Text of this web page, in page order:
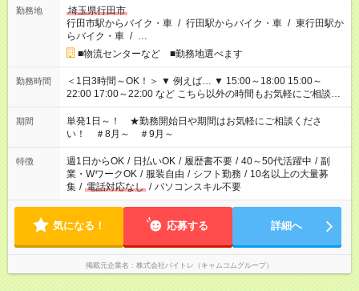
勤務地
埼玉県行田市
行田市駅からバイク・車 / 行田駅からバイク・車 / 東行田駅か
らバイク・車 / …
■物流センターなど ■勤務地選べます
勤務時間
＜1日3時間～OK！＞ ▼ 例えば… ▼ 15:00～18:00 15:00～
22:00 17:00～22:00 など こちら以外の時間もお気軽にご相談く
ださい！
期間
単発1日～！ ★勤務開始日や期間はお気軽にご相談くださ
い！ ＃8月～ ＃9月～
特徴 週1日からOK / 日払いOK / 履歴書不要 / 40～50代活躍中 / 副
業・WワークOK / 服装自由 / シフト勤務 / 10名以上の大量募
集 / 電話対応なし / パソコンスキル不要
気になる！ 応募する 詳細へ
掲載元企業名 株式会社バイトレ（キャムコムグループ）